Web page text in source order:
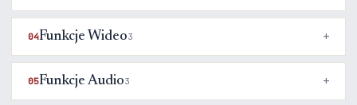
04Funkcje Wideo3
05Funkcje Audio3